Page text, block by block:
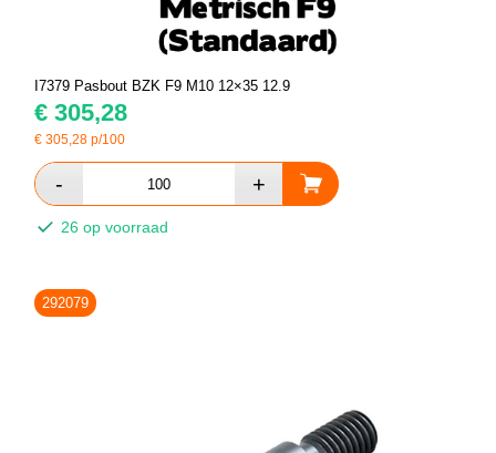
I7379 Pasbout BZK F9 M10 12×35 12.9
€ 305,28
€305,28 p/100
26 op voorraad
292079